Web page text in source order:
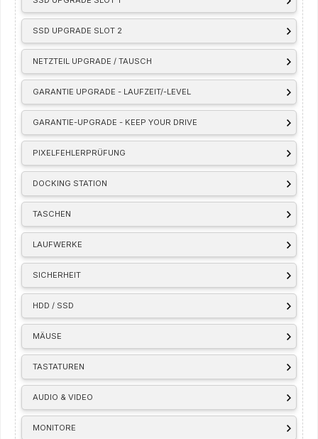
SSD UPGRADE SLOT 2
NETZTEIL UPGRADE / TAUSCH
GARANTIE UPGRADE - LAUFZEIT/-LEVEL
GARANTIE-UPGRADE - KEEP YOUR DRIVE
PIXELFEHLERPRÜFUNG
DOCKING STATION
TASCHEN
LAUFWERKE
SICHERHEIT
HDD / SSD
MÄUSE
TASTATUREN
AUDIO & VIDEO
MONITORE